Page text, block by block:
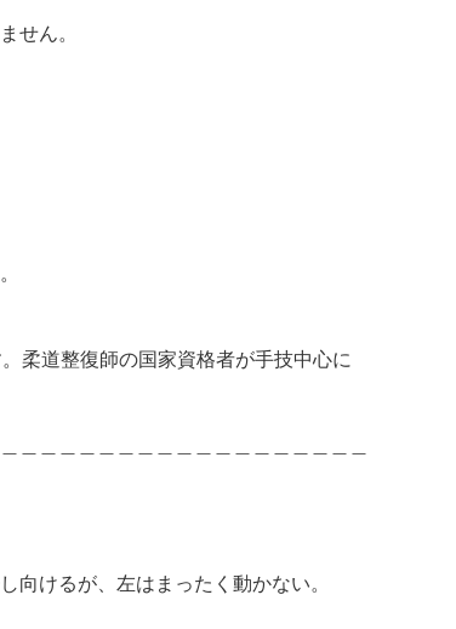
せん。
柔道整復師の国家資格者が手技中心に
向けるが、左はまったく動かない。